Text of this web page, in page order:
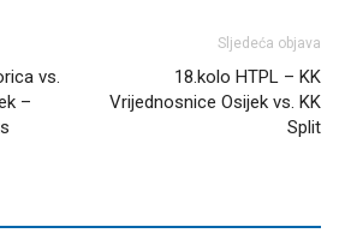
vs.
–
Sljedeća objava
18.kolo HTPL – KK
Vrijednosnice Osijek vs. KK
Split